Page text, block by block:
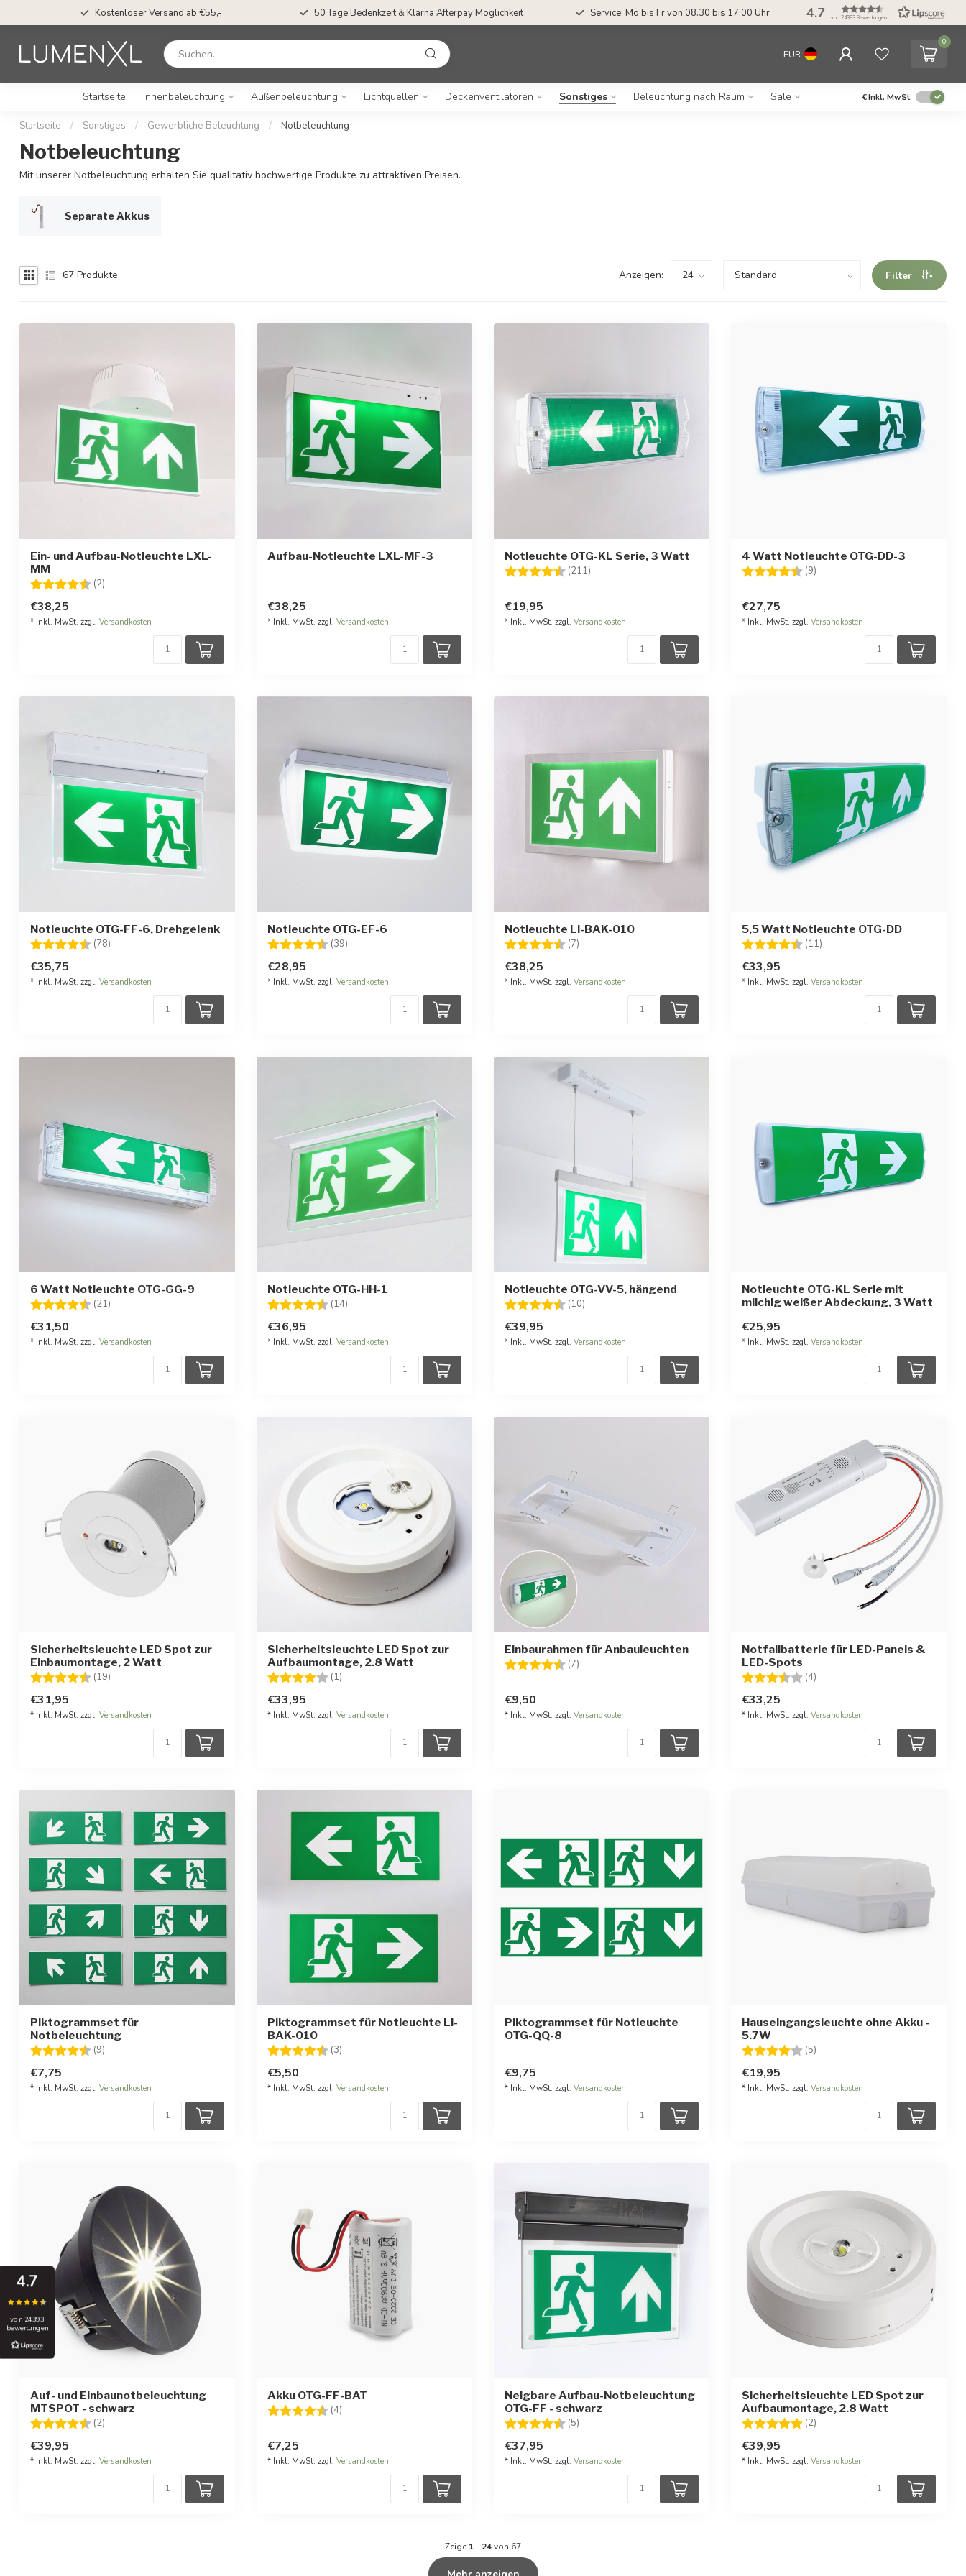
Kostenloser Versand ab €55,- 50 Tage Bedenkzeit & Klarna Afterpay Möglichkeit Service: Mo bis Fr von 08.30 bis 17.00 Uhr 4.7 von 24393 Bewertungen
EUR
0
Startseite Innenbeleuchtung Außenbeleuchtung Lichtquellen Deckenventilatoren Sonstiges Beleuchtung nach Raum Sale €Inkl. MwSt.
Startseite / Sonstiges / Gewerbliche Beleuchtung / Notbeleuchtung
Notbeleuchtung
Mit unserer Notbeleuchtung erhalten Sie qualitativ hochwertige Produkte zu attraktiven Preisen.
Separate Akkus
67 Produkte Anzeigen: Filter
Ein- und Aufbau-Notleuchte LXL-
MM
Bewertung:
(2)
€38,25
* Inkl. MwSt. zzgl. Versandkosten
Aufbau-Notleuchte LXL-MF-3
€38,25
* Inkl. MwSt. zzgl. Versandkosten
Notleuchte OTG-KL Serie, 3 Watt
Bewertung:
(211)
€19,95
* Inkl. MwSt. zzgl. Versandkosten
4 Watt Notleuchte OTG-DD-3
Bewertung:
(9)
€27,75
* Inkl. MwSt. zzgl. Versandkosten
Notleuchte OTG-FF-6, Drehgelenk
Bewertung:
(78)
€35,75
* Inkl. MwSt. zzgl. Versandkosten
Notleuchte OTG-EF-6
Bewertung:
(39)
€28,95
* Inkl. MwSt. zzgl. Versandkosten
Notleuchte LI-BAK-010
Bewertung:
(7)
€38,25
* Inkl. MwSt. zzgl. Versandkosten
5,5 Watt Notleuchte OTG-DD
Bewertung:
(11)
€33,95
* Inkl. MwSt. zzgl. Versandkosten
6 Watt Notleuchte OTG-GG-9
Bewertung:
(21)
€31,50
* Inkl. MwSt. zzgl. Versandkosten
Notleuchte OTG-HH-1
Bewertung:
(14)
€36,95
* Inkl. MwSt. zzgl. Versandkosten
Notleuchte OTG-VV-5, hängend
Bewertung:
(10)
€39,95
* Inkl. MwSt. zzgl. Versandkosten
Notleuchte OTG-KL Serie mit
milchig weißer Abdeckung, 3 Watt
€25,95
* Inkl. MwSt. zzgl. Versandkosten
Sicherheitsleuchte LED Spot zur
Einbaumontage, 2 Watt
Bewertung:
(19)
€31,95
* Inkl. MwSt. zzgl. Versandkosten
Sicherheitsleuchte LED Spot zur
Aufbaumontage, 2.8 Watt
Bewertung:
(1)
€33,95
* Inkl. MwSt. zzgl. Versandkosten
Einbaurahmen für Anbauleuchten
Bewertung:
(7)
€9,50
* Inkl. MwSt. zzgl. Versandkosten
Notfallbatterie für LED-Panels &
LED-Spots
Bewertung:
(4)
€33,25
* Inkl. MwSt. zzgl. Versandkosten
Piktogrammset für
Notbeleuchtung
Bewertung:
(9)
€7,75
* Inkl. MwSt. zzgl. Versandkosten
Piktogrammset für Notleuchte LI-
BAK-010
Bewertung:
(3)
€5,50
* Inkl. MwSt. zzgl. Versandkosten
Piktogrammset für Notleuchte
OTG-QQ-8
€9,75
* Inkl. MwSt. zzgl. Versandkosten
Hauseingangsleuchte ohne Akku -
5.7W
Bewertung:
(5)
€19,95
* Inkl. MwSt. zzgl. Versandkosten
Auf- und Einbaunotbeleuchtung
MTSPOT - schwarz
Bewertung:
(2)
€39,95
* Inkl. MwSt. zzgl. Versandkosten
Akku OTG-FF-BAT
Bewertung:
(4)
€7,25
* Inkl. MwSt. zzgl. Versandkosten
Neigbare Aufbau-Notbeleuchtung
OTG-FF - schwarz
Bewertung:
(5)
€37,95
* Inkl. MwSt. zzgl. Versandkosten
Sicherheitsleuchte LED Spot zur
Aufbaumontage, 2.8 Watt
Bewertung:
(2)
€39,95
* Inkl. MwSt. zzgl. Versandkosten
Zeige 1 - 24von 67
4.7
von 24393
bewertungen